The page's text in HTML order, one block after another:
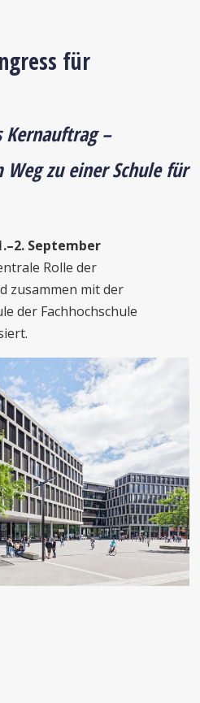
für
–
zu einer Schule für
September
Rolle der
zusammen mit der
der Fachhochschule